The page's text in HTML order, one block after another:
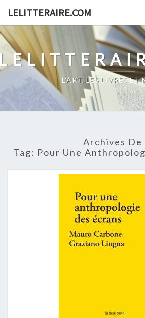
content
LELITTERAIRE.COM
L'ART, LES LIVRES ET
Archives De
Tag: Pour Une